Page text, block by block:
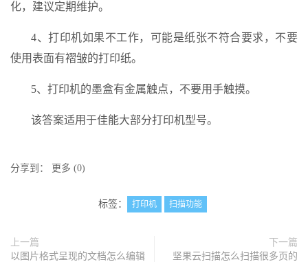
化，建议定期维护。
4、打印机如果不工作，可能是纸张不符合要求，不要
使用表面有褶皱的打印纸。
5、打印机的墨盒有金属触点，不要用手触摸。
该答案适用于佳能大部分打印机型号。
分享到： 更多 (0)
标签： 打印机 扫描功能
上一篇
以图片格式呈现的文档怎么编辑
下一篇
坚果云扫描怎么扫描很多页的